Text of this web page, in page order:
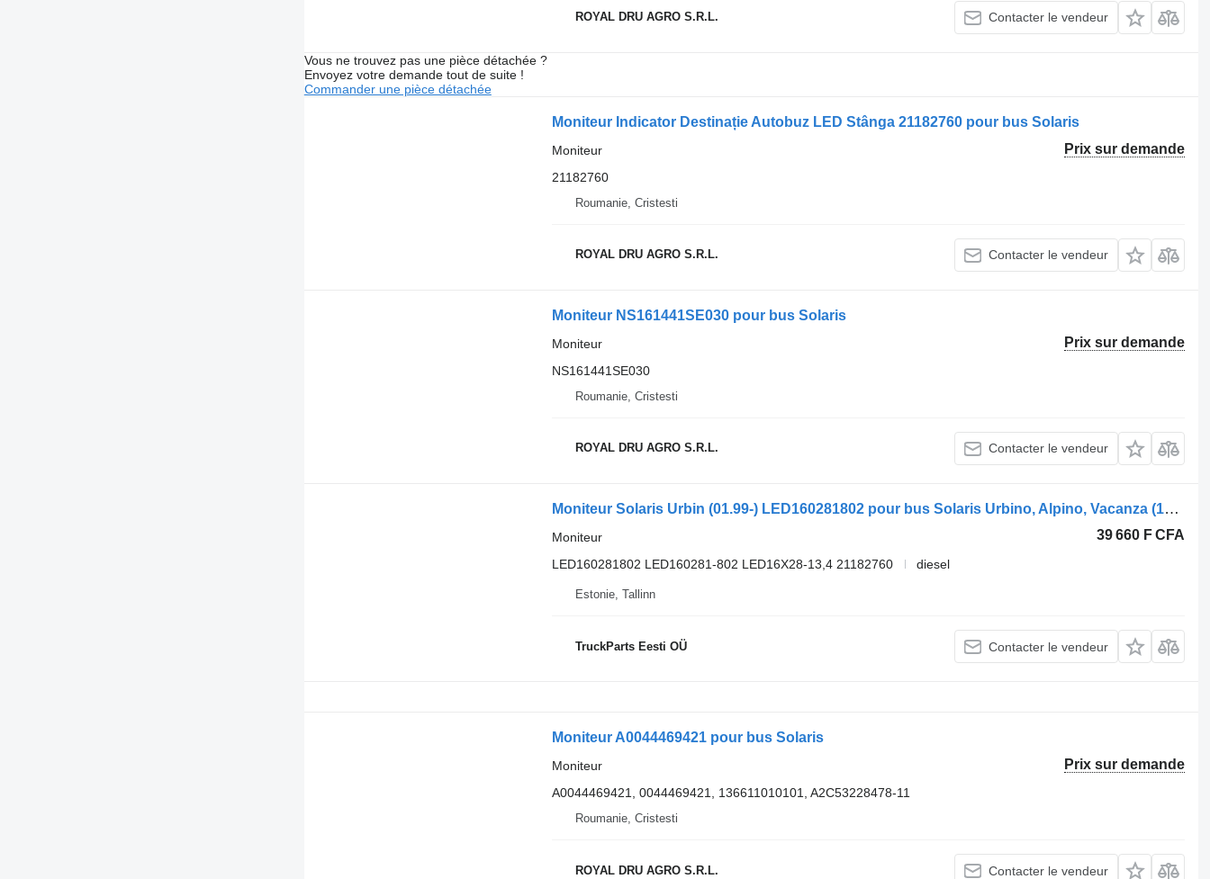
ROYAL DRU AGRO S.R.L. Contacter le vendeur
Vous ne trouvez pas une pièce détachée ?
Envoyez votre demande tout de suite !
Commander une pièce détachée
Moniteur Indicator Destinație Autobuz LED Stânga 21182760 pour bus Solaris
Prix sur demande
Moniteur
21182760
Roumanie, Cristesti
ROYAL DRU AGRO S.R.L. Contacter le vendeur
Moniteur NS161441SE030 pour bus Solaris
Prix sur demande
Moniteur
NS161441SE030
Roumanie, Cristesti
ROYAL DRU AGRO S.R.L. Contacter le vendeur
Moniteur Solaris Urbin (01.99-) LED160281802 pour bus Solaris Urbino, Alpino, Vacanza (1999-)
39 660 F CFA
Moniteur
LED160281802 LED160281-802 LED16X28-13,4 21182760
diesel
Estonie, Tallinn
TruckParts Eesti OÜ Contacter le vendeur
Moniteur A0044469421 pour bus Solaris
Prix sur demande
Moniteur
A0044469421, 0044469421, 136611010101, A2C53228478-11
Roumanie, Cristesti
ROYAL DRU AGRO S.R.L. Contacter le vendeur